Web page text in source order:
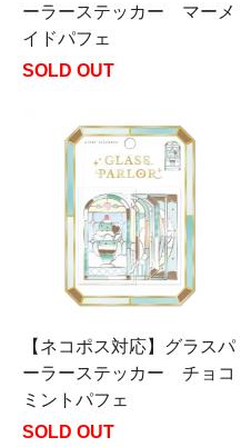
ーラーステッカー マーメ
イドパフェ
SOLD OUT
【ネコポス対応】グラスパ
ーラーステッカー チョコ
ミントパフェ
SOLD OUT